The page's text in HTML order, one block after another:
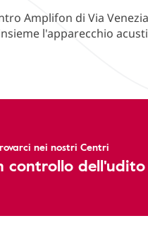
Amplifon di Via
l'apparecchio
nei nostri Centri
controllo dell'udito